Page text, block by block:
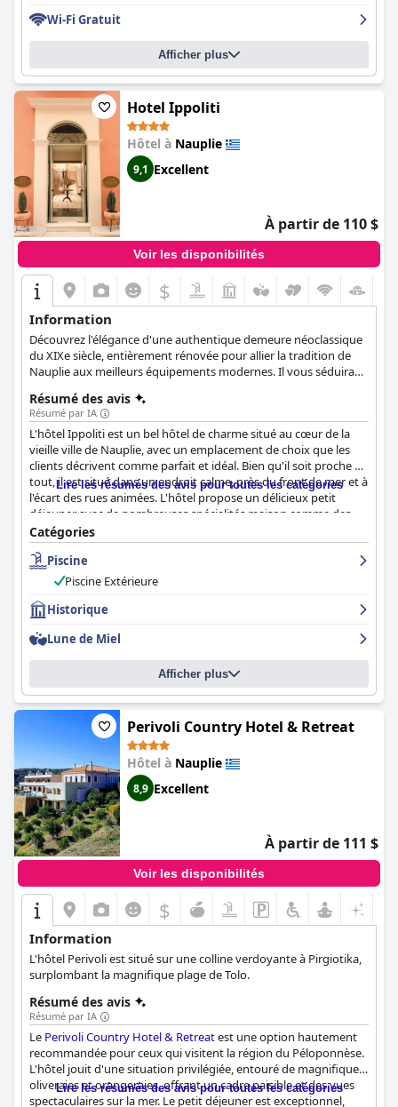
confortables et les clients peuvent personnaliser leur sommeil
en choisissant deux oreillers en fonction de leurs préférences.
Amalia Hotel Nafplioest une belle propriété
propre avec un service et des équipements excellents, ce qui en
fait un excellent choix pour ceux qui recherchent un luxe
classique à un prix abordable.
Wi-Fi Gratuit
Afficher plus
Hotel Ippoliti
Hôtel à Nauplie
9,1 Excellent
À partir de 110 $
Voir les disponibilités
$
Information
Découvrez l'élégance d'une authentique demeure néoclassique
du XIXe siècle, entièrement rénovée pour allier la tradition de
Nauplie aux meilleurs équipements modernes. Il vous séduira
Résumé des avis
Résumé par IA
L'hôtel Ippoliti est un bel hôtel de charme situé au cœur de la
vieille ville de Nauplie, avec un emplacement de choix que les
clients décrivent comme parfait et idéal. Bien qu'il soit proche de
tout, il est situé dans un endroit calme, près du front de mer et à
l'écart des rues animées. L'hôtel propose un délicieux petit
déjeuner avec de nombreuses spécialités maison comme des
pâtisseries, des confitures et des tartes, et les chambres sont
meublées avec goût, spacieuses et confortables. L'hôtel est
exceptionnellement propre et le personnel est amical,
accommodant et professionnel. La piscine est un atout
sommeil confortable et reposante dans les lits confortables de
étoiles exceptionnel qui offre de superbes installations et un
emplacement parfait, ce qui en fait un lieu de séjour idéal pour
les voyages d'affaires ou d'agrément.
Lire les résumés des avis pour toutes les catégories
Catégories
Piscine
Piscine Extérieure
Historique
Lune de Miel
Afficher plus
Perivoli Country Hotel & Retreat
Hôtel à Nauplie
8,9 Excellent
À partir de 111 $
Voir les disponibilités
$
Information
L'hôtel Perivoli est situé sur une colline verdoyante à Pirgiotika,
surplombant la magnifique plage de Tolo.
Résumé des avis
Résumé par IA
Le Perivoli Country Hotel & Retreatest une option hautement
recommandée pour ceux qui visitent la région du Péloponnèse.
L'hôtel jouit d'une situation privilégiée, entouré de magnifiques
oliveraies et orangeraies, offrant un cadre paisible et des vues
spectaculaires sur la mer. Le petit déjeuner est exceptionnel,
Lire les résumés des avis pour toutes les catégories